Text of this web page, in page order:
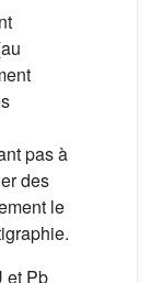
pas à
des
le
et Pb